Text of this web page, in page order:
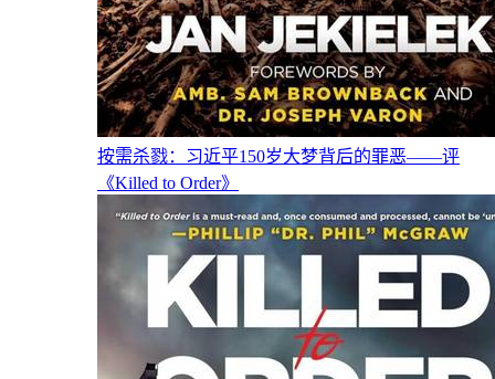
按需杀戮：习近平150岁大梦背后的罪恶——评
《Killed to Order》